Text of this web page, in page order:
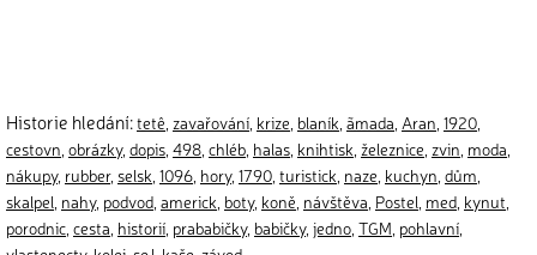
Historie hledání:tetê zavařování krize blaník ãmada Aran 1920
cestovn obrázky, dopis 498 chléb halas knihtisk železnice zvin moda
nákupy, rubber, selsk 1096 hory, 1790 turistick naze kuchyn dům
skalpel nahy, podvod americk boty, koně návštěva Postel med kynut
porodnic cesta historií prababičky, babičky, jedno TGM pohlavní